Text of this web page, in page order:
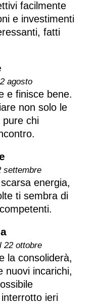
facilmente
e investimenti
fatti
agosto
e finisce bene.
non solo le
pure chi
settembre
energia,
ti sembra di
22 ottobre
la consoliderà,
nuovi incarichi,
ieri